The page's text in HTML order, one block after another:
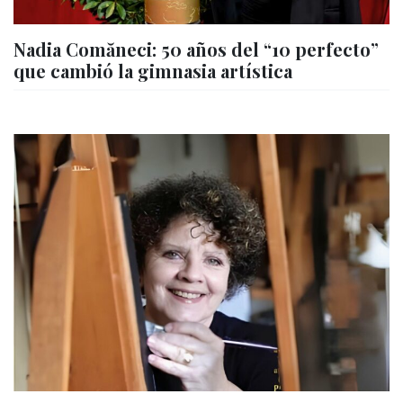
Nadia Comăneci: 50 años del “10 perfecto”
que cambió la gimnasia artística